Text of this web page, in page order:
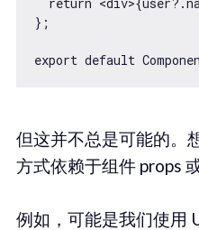
};
但这并不总是可能的。
方式依赖于组件 props
例如，可能是我们使用